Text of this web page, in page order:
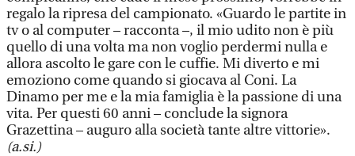
regalo la ripresa del campionato. «Guardo le partite in
tv o al computer – racconta –, il mio udito non è più
quello di una volta ma non voglio perdermi nulla e
allora ascolto le gare con le cuffie. Mi diverto e mi
emoziono come quando si giocava al Coni. La
Dinamo per me e la mia famiglia è la passione di una
vita. Per questi 60 anni – conclude la signora
Grazettina – auguro alla società tante altre vittorie».
(a.si.)